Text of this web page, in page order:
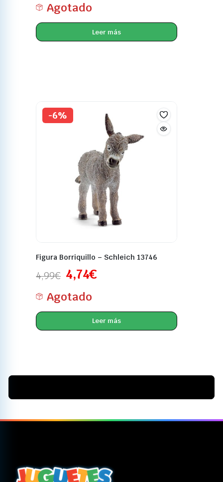
Agotado
Leer más
-6%
Figura Borriquillo – Schleich 13746
4,99€ 4,74€
Agotado
Leer más